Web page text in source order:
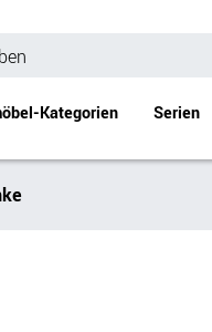
Kategorien Serien